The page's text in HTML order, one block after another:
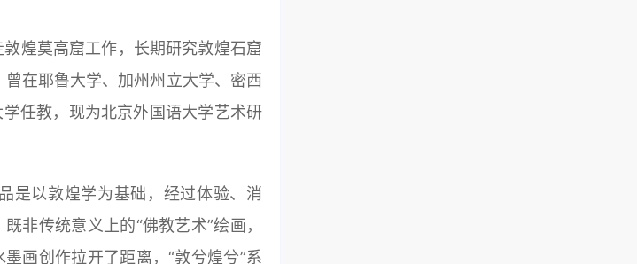
煌莫高窟工作，长期研究敦煌石窟
在耶鲁大学、加州州立大学、密西
任教，现为北京外国语大学艺术研
是以敦煌学为基础，经过体验、消
非传统意义上的“佛教艺术”绘画，
画创作拉开了距离，“敦兮煌兮”系